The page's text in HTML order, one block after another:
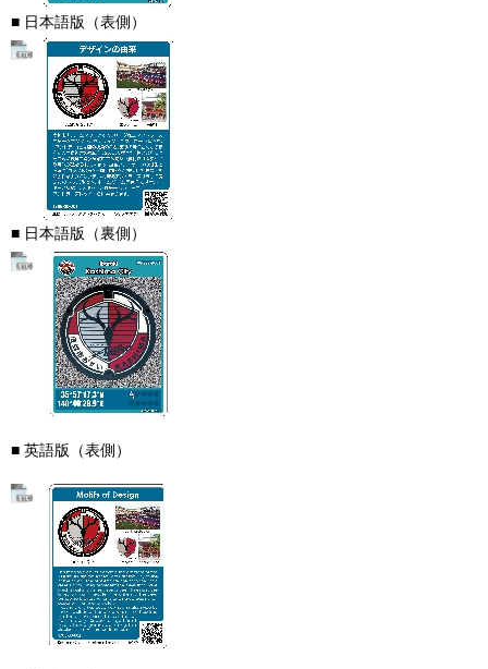
■ 日本語版（表側）
■ 日本語版（裏側）
■ 英語版（表側）